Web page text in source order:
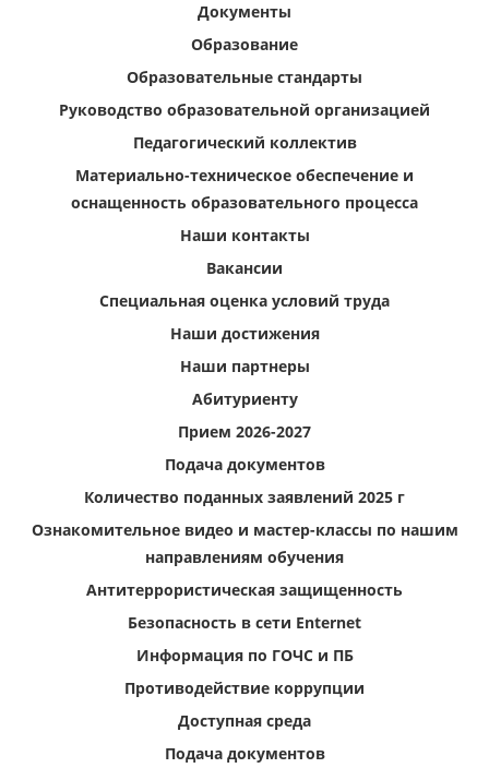
Документы
Образование
Образовательные стандарты
Руководство образовательной организацией
Педагогический коллектив
Материально-техническое обеспечение и
оснащенность образовательного процесса
Наши контакты
Вакансии
Специальная оценка условий труда
Наши достижения
Наши партнеры
Абитуриенту
Прием 2026-2027
Подача документов
Количество поданных заявлений 2025 г
Ознакомительное видео и мастер-классы по нашим
направлениям обучения
Антитеррористическая защищенность
Безопасность в сети Enternet
Информация по ГОЧС и ПБ
Противодействие коррупции
Доступная среда
Подача документов